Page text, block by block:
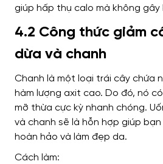
giúp hấp thụ calo mà không gây
4.2 Công thức giảm
dừa và chanh
Chanh là một loại trái cây chứa
hàm lượng axit cao. Do đó, nó
mỡ thừa cực kỳ nhanh chóng.
và chanh sẽ là hỗn hợp giúp
hoàn hảo và làm đẹp da.
Cách làm: